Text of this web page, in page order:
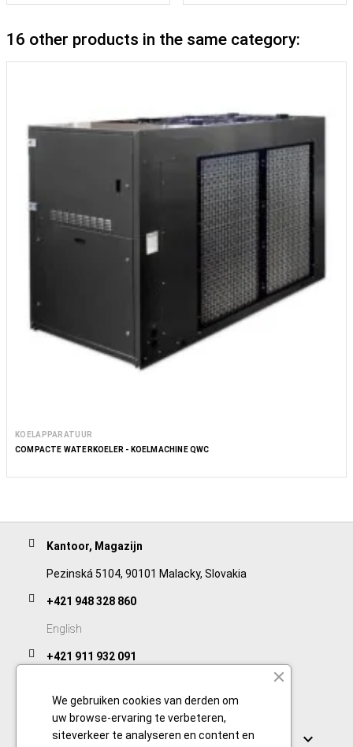
16 other products in the same category:
KOELAPPARATUUR
COMPACTE WATERKOELER - KOELMACHINE QWC
Kantoor, Magazijn
Pezinská 5104, 90101 Malacky, Slovakia
+421 948 328 860
English
+421 911 932 091
Links 
We gebruiken cookies van derden om
uw browse-ervaring te verbeteren,
siteverkeer te analyseren en content en